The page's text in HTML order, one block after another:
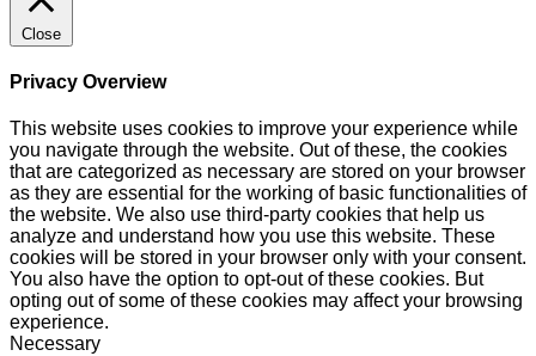
Close
Privacy Overview
This website uses cookies to improve your experience while
you navigate through the website. Out of these, the cookies
that are categorized as necessary are stored on your browser
as they are essential for the working of basic functionalities of
the website. We also use third-party cookies that help us
analyze and understand how you use this website. These
cookies will be stored in your browser only with your consent.
You also have the option to opt-out of these cookies. But
opting out of some of these cookies may affect your browsing
experience.
Necessary